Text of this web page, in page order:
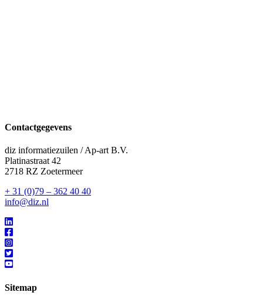
Contactgegevens
diz informatiezuilen / Ap-art B.V.
Platinastraat 42
2718 RZ Zoetermeer
+ 31 (0)79 – 362 40 40
info@diz.nl
Sitemap